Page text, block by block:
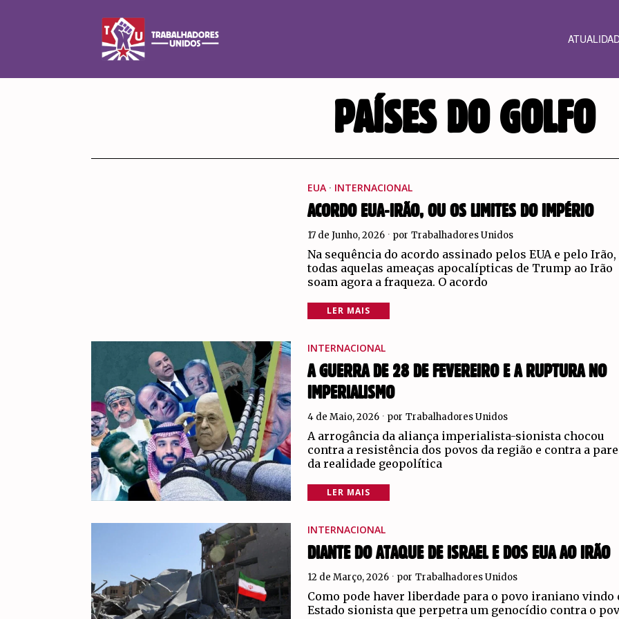
PAÍSES DO GOLFO
EUA · INTERNACIONAL
ACORDO EUA-IRÃO, OU OS LIMITES DO IMPÉRIO
17 de Junho, 2026 por Trabalhadores Unidos
Na sequência do acordo assinado pelos EUA e pelo Irão,
todas aquelas ameaças apocalípticas de Trump ao Irão
soam agora a fraqueza. O acordo
LER MAIS
INTERNACIONAL
A GUERRA DE 28 DE FEVEREIRO E A RUPTURA NO
IMPERIALISMO
4 de Maio, 2026 por Trabalhadores Unidos
A arrogância da aliança imperialista-sionista chocou
contra a resistência dos povos da região e contra a
da realidade geopolítica
LER MAIS
INTERNACIONAL
DIANTE DO ATAQUE DE ISRAEL E DOS EUA AO IRÃO
12 de Março, 2026 por Trabalhadores Unidos
Como pode haver liberdade para o povo iraniano vindo
Estado sionista que perpetra um genocídio contra o